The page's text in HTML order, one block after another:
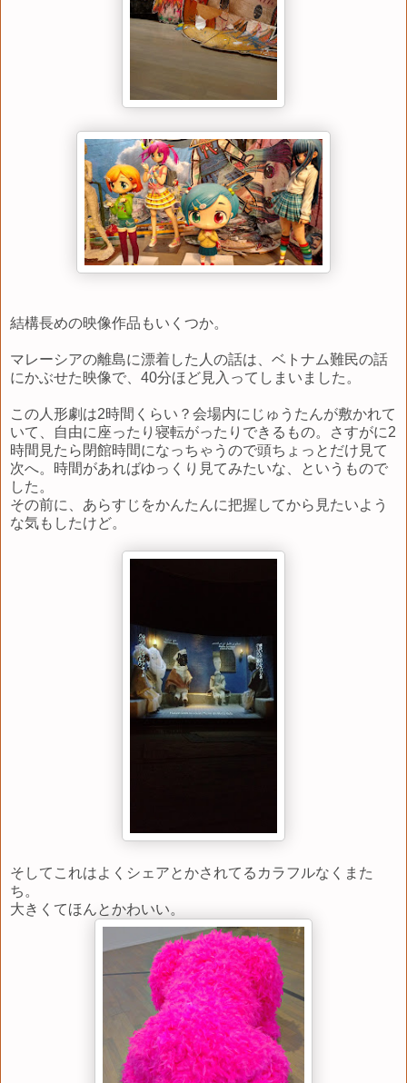
結構長めの映像作品もいくつか。
マレーシアの離島に漂着した人の話は、ベトナム難民の話
にかぶせた映像で、40分ほど見入ってしまいました。
この人形劇は2時間くらい？会場内にじゅうたんが敷かれて
いて、自由に座ったり寝転がったりできるもの。さすがに2
時間見たら閉館時間になっちゃうので頭ちょっとだけ見て
次へ。時間があればゆっくり見てみたいな、というもので
した。
その前に、あらすじをかんたんに把握してから見たいよう
な気もしたけど。
そしてこれはよくシェアとかされてるカラフルなくまた
ち。
大きくてほんとかわいい。